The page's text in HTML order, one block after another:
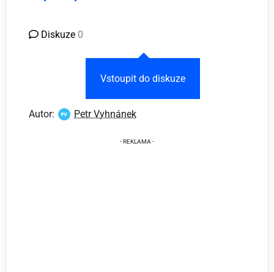
Diskuze 0
Vstoupit do diskuze
Autor: Petr Vyhnánek